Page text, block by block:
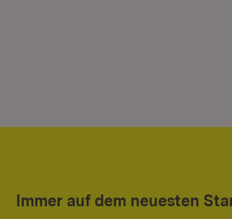
Immer auf dem neuesten